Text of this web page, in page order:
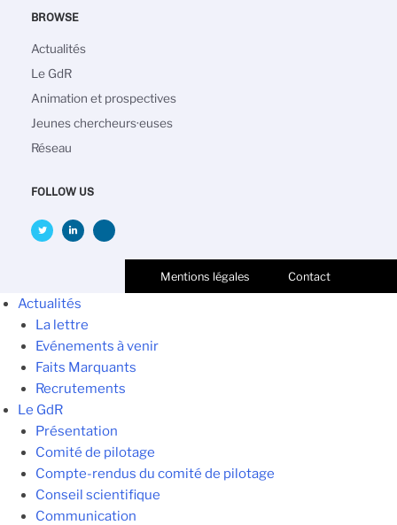
BROWSE
Navigation
principale
Actualités
Le GdR
Animation et prospectives
Jeunes chercheurs·euses
Réseau
FOLLOW US
Mentions légales Contact
Actualités
La lettre
Evénements à venir
Faits Marquants
Recrutements
Le GdR
Présentation
Comité de pilotage
Compte-rendus du comité de pilotage
Conseil scientifique
Communication